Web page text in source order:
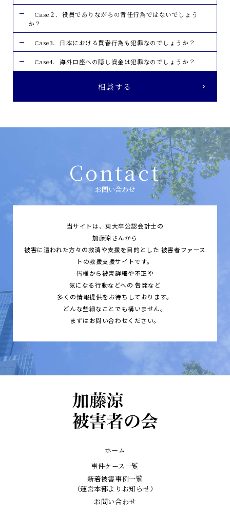
Case２．役員でありながらの背任行為ではないでしょう
か？
Case3．日本における買春行為も犯罪なのでしょうか？
Case4．海外口座への隠し資金は犯罪なのでしょうか？
相談する
Contact
お問い合わせ
当サイトは、東大卒公認会計士の
加藤涼さんから
被害に遭われた方々の救済や支援を目的とした 被害者ファース
トの救援支援サイトです。
皆様から被害詳細や不正や
気になる行動などへの 告発など
多くの情報提供をお待ちしております。
どんな些細なことでも構いません。
まずはお問い合わせください。
ホーム
事件ケース一覧
新着被害事例一覧
（運営本部よりお知らせ）
お問い合わせ